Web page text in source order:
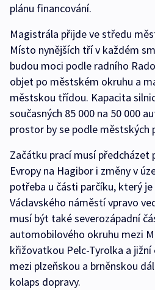
plánu financování.
Magistrála přijde ve středu
Místo nynějších tří v každém
budou moci podle radního
objet po městském okruhu a
městskou třídou. Kapacita
současných 85 000 na 50 000
prostor by se podle městských
Začátku prací musí předcházet
Evropy na Hagibor i změny v
potřeba u části parčíku, který je
Václavského náměstí vpravo
musí být také severozápadní
automobilového okruhu mezi
křižovatkou Pelc-Tyrolka a
mezi plzeňskou a brněnskou
kolaps dopravy.